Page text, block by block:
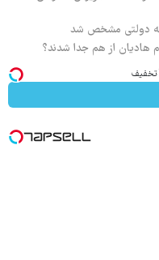
دولتی مشخص شد
هادیان از هم جدا شدند؟